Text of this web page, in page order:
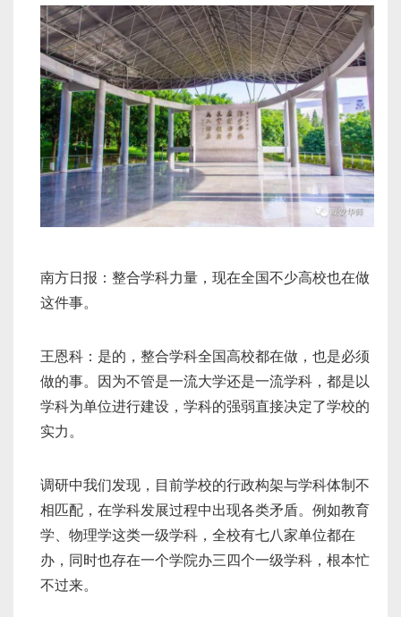
南方日报：整合学科力量，现在全国不少高校也在做
这件事。
王恩科：是的，整合学科全国高校都在做，也是必须
做的事。因为不管是一流大学还是一流学科，都是以
学科为单位进行建设，学科的强弱直接决定了学校的
实力。
调研中我们发现，目前学校的行政构架与学科体制不
相匹配，在学科发展过程中出现各类矛盾。例如教育
学、物理学这类一级学科，全校有七八家单位都在
办，同时也存在一个学院办三四个一级学科，根本忙
不过来。